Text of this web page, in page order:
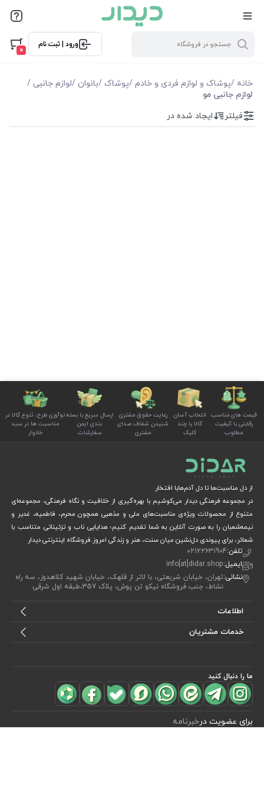
ورود | ثبت نام
0
خانه /پوشاک و لوازم فردی و خادم /پوشاک /بانوان /لوازم جانبی /
لوازم جانبی مو
فیلترها
موجودی
مشاهده محصولات(0)
فیلتر ایجاد شده در
قیمت های مناسب
رقابتی با کیفیت
مطلوب
انتخاب آسان
کالا با چند
کلیک
رعایت حقوق مشتری
شنیدن شفاف صدای
مشتری
ارسال سریع با بسته
بندی ایمن
سفارشات
نوآوری طرح، تنوع کالا در
مناسبت ها در سبد
خانوار
از دل مناسبت‌ها تا دل آدم‌هابا افتخار
در مجموعه فرهنگی دیدار می‌کوشیم با بهره‌گیری از خلاقیت و نگاه فرهنگی، مجموعه‌ای
متنوع از محصولات ویژه‌ی مناسبت‌های ملی و مذهبی همچون محرم، فاطمیه، غدیر و
نیمه‌شعبان را به صورت آنلاین به شما تقدیم کنیم؛ هدایایی ناب و تزئیناتی متناسب با
شعائر، برای پیوندی دل‌نشین میان سنت، هنر و زندگی امروز.فروشگاه اینترنتی دیدار
تلفن:02122631904
ایمیل:info[at]didar.shop
نشانی:تهران، خیابان شریعتی، با لاتر از قلهک، خیابان شهید کلاهدوز، سه راه
نشاط، جنب فروشگاه نیکو تن پوش، پلاک 357،طبقه اول شرقی
اطلاعات
خدمات مشتریان
ما را دنبال کنید
برای عضویت درخبرنامه